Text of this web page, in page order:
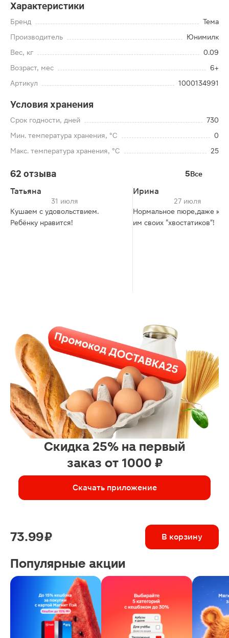
Характеристики
Бренд
Тема
Производитель
Юнимилк
Вес, кг
0.09
Возраст, мес
6+
Артикул
1000134991
Условия хранения
Срок годности, дней
730
Мин. температура хранения, °C
0
Макс. температура хранения, °C
25
62 отзыва 5Все
Татьяна
31 июля
Кушаем с удовольствием.
Ребёнку нравится!
Ирина
27 июля
Нормальное пюре,даже
им своих "хвостатиков"!
Скидка 25% на первый
заказ от 1000 ₽
Скачать приложение
73.99 ₽ В корзину
Популярные акции